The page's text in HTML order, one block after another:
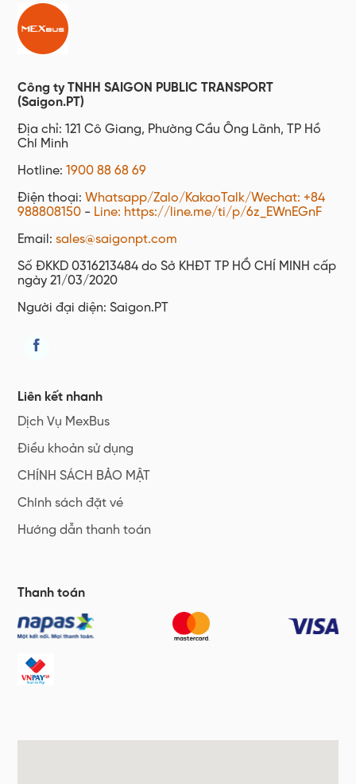
Công ty TNHH SAIGON PUBLIC TRANSPORT
(Saigon.PT)
Địa chỉ: 121 Cô Giang, Phường Cầu Ông Lãnh, TP Hồ
Chí Minh
Hotline:1900 88 68 69
Điện thoại: Whatsapp/Zalo/KakaoTalk/Wechat: +84
988808150 - Line: https://line.me/ti/p/6z_EWnEGnF
Email:sales@saigonpt.com
Số ĐKKD 0316213484 do Sở KHĐT TP HỒ CHÍ MINH cấp
ngày 21/03/2020
Người đại diện: Saigon.PT
Liên kết nhanh
Dịch Vụ MexBus
Điều khoản sử dụng
CHÍNH SÁCH BẢO MẬT
Chính sách đặt vé
Hướng dẫn thanh toán
Thanh toán